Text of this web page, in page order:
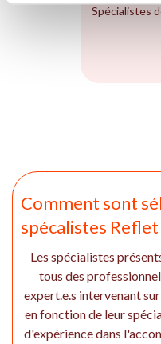
Spécialistes
Comment sont
spécalistes Reflet
Les spécialistes
tous des
expert.e.s intervenant
en fonction de leur
d'expérience dans